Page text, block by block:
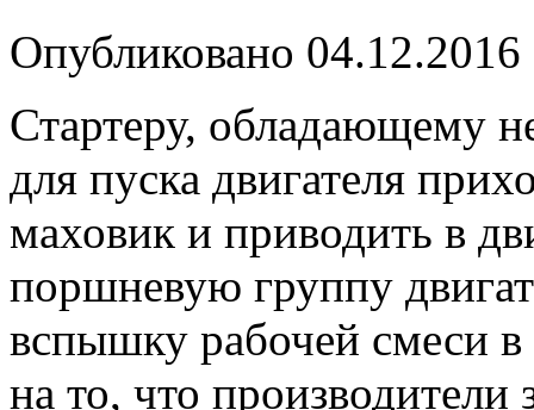
Опубликовано 04.12.2016
Стартеру, обладающему
для пуска двигателя
маховик и приводить в
поршневую группу
вспышку рабочей смеси
на то, что производители